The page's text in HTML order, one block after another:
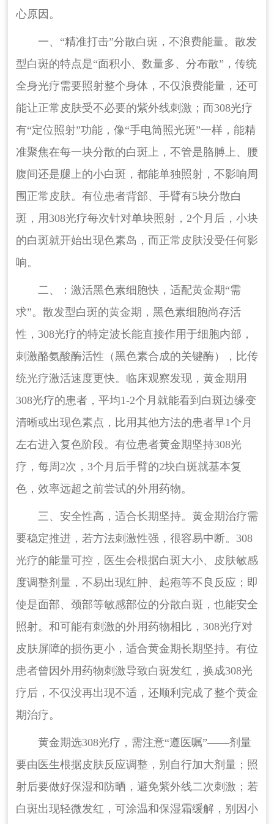
心原因。
一、“精准打击”分散白斑，不浪费能量。散发
型白斑的特点是“面积小、数量多、分布散”，传统
全身光疗需要照射整个身体，不仅浪费能量，还可
能让正常皮肤受不必要的紫外线刺激；而308光疗
有“定位照射”功能，像“手电筒照光斑”一样，能精
准聚焦在每一块分散的白斑上，不管是胳膊上、腰
腹间还是腿上的小白斑，都能单独照射，不影响周
围正常皮肤。有位患者背部、手臂有5块分散白
斑，用308光疗每次针对单块照射，2个月后，小块
的白斑就开始出现色素岛，而正常皮肤没受任何影
响。
二、：激活黑色素细胞快，适配黄金期“需
求”。散发型白斑的黄金期，黑色素细胞尚存活
性，308光疗的特定波长能直接作用于细胞内部，
刺激酪氨酸酶活性（黑色素合成的关键酶），比传
统光疗激活速度更快。临床观察发现，黄金期用
308光疗的患者，平均1-2个月就能看到白斑边缘变
清晰或出现色素点，比用其他方法的患者早1个月
左右进入复色阶段。有位患者黄金期坚持308光
疗，每周2次，3个月后手臂的2块白斑就基本复
色，效率远超之前尝试的外用药物。
三、安全性高，适合长期坚持。黄金期治疗需
要稳定推进，若方法刺激性强，很容易中断。308
光疗的能量可控，医生会根据白斑大小、皮肤敏感
度调整剂量，不易出现红肿、起疱等不良反应；即
使是面部、颈部等敏感部位的分散白斑，也能安全
照射。和可能有刺激的外用药物相比，308光疗对
皮肤屏障的损伤更小，适合黄金期长期坚持。有位
患者曾因外用药物刺激导致白斑发红，换成308光
疗后，不仅没再出现不适，还顺利完成了整个黄金
期治疗。
黄金期选308光疗，需注意“遵医嘱”——剂量
要由医生根据皮肤反应调整，别自行加大剂量；照
射后要做好保湿和防晒，避免紫外线二次刺激；若
白斑出现轻微发红，可涂温和保湿霜缓解，别因小